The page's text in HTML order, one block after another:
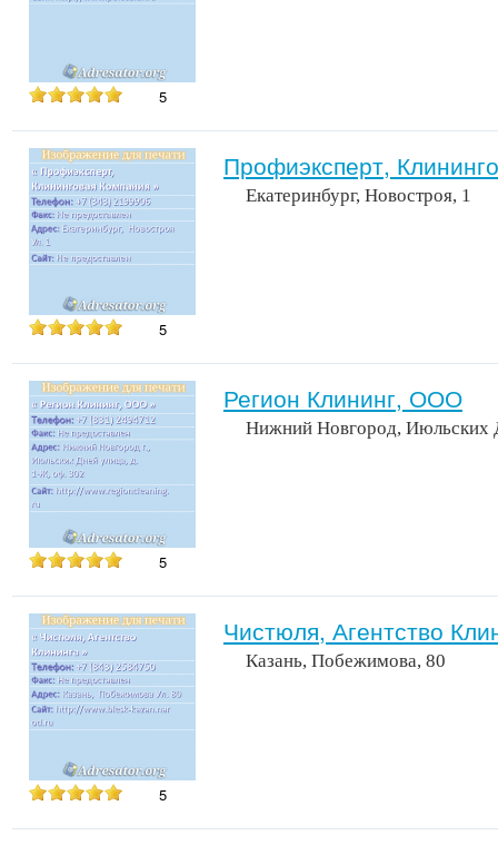
5
5
Профиэксперт,
Екатеринбург, Новостроя, 1
5
Регион Клининг, ООО
Нижний Новгород,
5
Чистюля, Агентство
Казань, Побежимова, 80